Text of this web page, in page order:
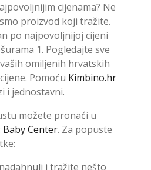
cijenama? Ne
proizvod koji tražite.
po najpovoljnijoj cijeni
1. Pogledajte sve
omiljenih hrvatskih
Pomoću Kimbino.hr
i jednostavni.
možete pronaći u
Baby Center. Za popuste
i tražite nešto